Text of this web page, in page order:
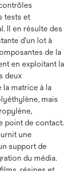
tests et
Il en résulte des
d'un lot à
de la
en exploitant la
deux
la matrice à la
mais
point de contact.
une
support de
du média.